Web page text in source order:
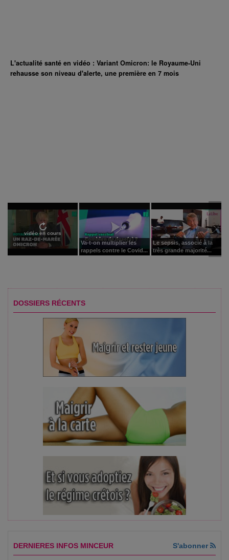
L'actualité santé en vidéo : Variant Omicron: le Royaume-Uni
rehausse son niveau d'alerte, une première en 7 mois
vidéo en cours
Va-t-on multiplier les
rappels contre le Covid...
Le sepsis, associé à la
très grande majorité...
DOSSIERS RÉCENTS
DERNIERES INFOS MINCEUR S'abonner